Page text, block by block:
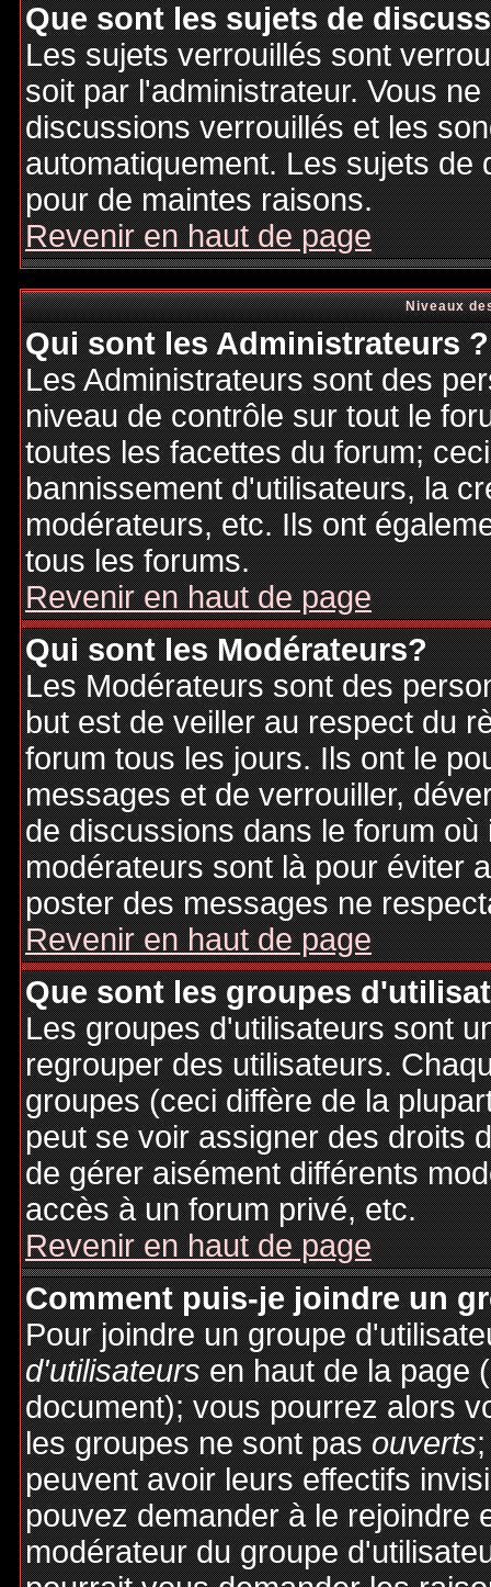
Que sont les sujets de
Les sujets verrouillés sont
soit par l'administrateur. Vous
discussions verrouillés et les
automatiquement. Les sujets
pour de maintes raisons.
Revenir en haut de page
Niveaux
Qui sont les Administrateurs ?
Les Administrateurs sont des
niveau de contrôle sur tout le
toutes les facettes du forum;
bannissement d'utilisateurs, la
modérateurs, etc. Ils ont
tous les forums.
Revenir en haut de page
Qui sont les Modérateurs?
Les Modérateurs sont des
but est de veiller au respect du
forum tous les jours. Ils ont le
messages et de verrouiller,
de discussions dans le forum
modérateurs sont là pour éviter
poster des messages ne
Revenir en haut de page
Que sont les groupes
Les groupes d'utilisateurs sont
regrouper des utilisateurs.
groupes (ceci diffère de la
peut se voir assigner des droits
de gérer aisément différents
accès à un forum privé, etc.
Revenir en haut de page
Comment puis-je joindre un
Pour joindre un groupe
d'utilisateursen haut de la page
document); vous pourrez alors
les groupes ne sont pasouverts
peuvent avoir leurs effectifs
pouvez demander à le rejoindre
modérateur du groupe